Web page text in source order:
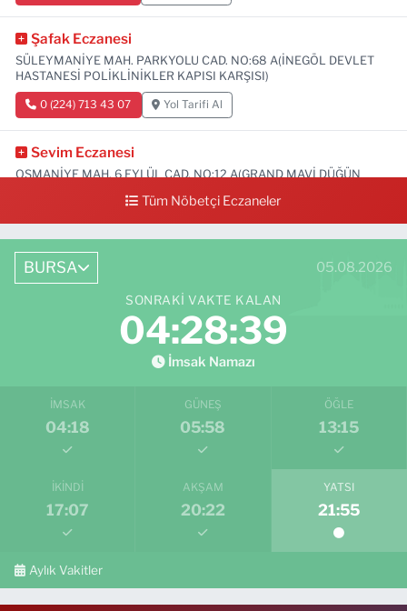
Şafak Eczanesi
SÜLEYMANİYE MAH. PARKYOLU CAD. NO:68 A(İNEGÖL DEVLET
HASTANESİ POLİKLİNİKLER KAPISI KARŞISI)
0 (224) 713 43 07 Yol Tarifi Al
Sevim Eczanesi
OSMANİYE MAH. 6 EYLÜL CAD. NO:12 A(GRAND MAVİ DÜĞÜN
Tüm Nöbetçi Eczaneler
BURSA 05.08.2026
SONRAKI VAKTE KALAN
04:28:38
İmsak Namazı
İMSAK
04:18
GÜNEŞ
05:58
ÖĞLE
13:15
İKINDI
17:07
AKŞAM
20:22
YATSI
21:55
Aylık Vakitler